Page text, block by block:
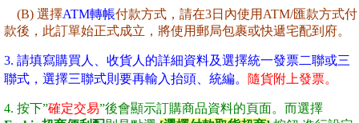
(B) 選擇ATM轉帳付款方式， 請在3日內使用ATM/匯款方式付
款後，此訂單始正式成立 ，將使用郵局包裹或快遞宅配到府。
3. 請填寫購買人、收貨人的詳細資料及選擇統一發票二聯或三
聯式，選擇三聯式則要再輸入抬頭、統編。 隨貨附上發票。
4. 按下”確定交易”後會顯示訂購商品資料的頁面。而選擇